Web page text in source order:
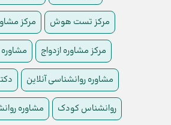
مرکز تست هوش مرکز
مرکز مشاوره ازدواج
مشاوره روانشناسی آنلاین
روانشناس کودک مشاوره